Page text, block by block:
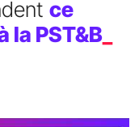
ce
la PST&B_